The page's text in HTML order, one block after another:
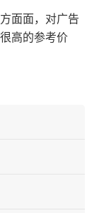
面面，对广告
高的参考价